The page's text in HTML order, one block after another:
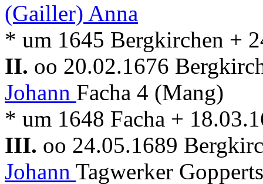
(Gailler) Anna
* um 1645 Bergkirchen +
II. oo 20.02.1676
Johann Facha 4 (Mang)
* um 1648 Facha +
III. oo 24.05.1689
Johann Tagwerker